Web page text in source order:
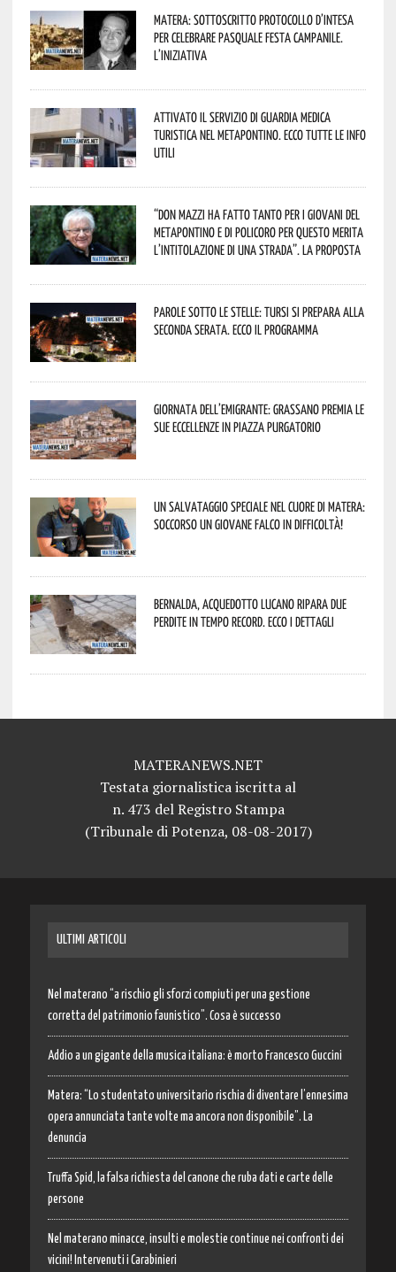
Matera: sottoscritto protocollo d’intesa
per celebrare Pasquale Festa Campanile.
L’iniziativa
Attivato il servizio di Guardia Medica
Turistica nel Metapontino. Ecco tutte le info
utili
“Don Mazzi ha fatto tanto per i giovani del
Metapontino e di Policoro per questo merita
l’intitolazione di una strada”. La proposta
Parole sotto le stelle: Tursi si prepara alla
seconda serata. Ecco il programma
Giornata dell’Emigrante: Grassano premia le
sue eccellenze in Piazza Purgatorio
Un salvataggio speciale nel cuore di Matera:
soccorso un giovane falco in difficoltà!
Bernalda, Acquedotto Lucano ripara due
perdite in tempo record. Ecco i dettagli
MATERANEWS.NET
Testata giornalistica iscritta al
n. 473 del Registro Stampa
(Tribunale di Potenza, 08-08-2017)
ULTIMI ARTICOLI
Nel materano “a rischio gli sforzi compiuti per una gestione
corretta del patrimonio faunistico”. Cosa è successo
Addio a un gigante della musica italiana: è morto Francesco Guccini
Matera: “Lo studentato universitario rischia di diventare l’ennesima
opera annunciata tante volte ma ancora non disponibile”. La
denuncia
Truffa Spid, la falsa richiesta del canone che ruba dati e carte delle
persone
Nel materano minacce, insulti e molestie continue nei confronti dei
vicini! Intervenuti i Carabinieri